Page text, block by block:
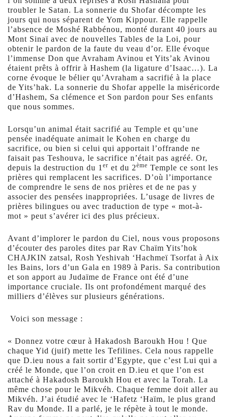
troubler le Satan. La sonnerie du Shofar décompte les
jours qui nous séparent de Yom Kippour. Elle rappelle
l’absence de Moshé Rabbénou, monté durant 40 jours au
Mont Sinaï avec de nouvelles Tables de la Loi, pour
obtenir le pardon de la faute du veau d’or. Elle évoque
l’immense Don que Avraham Avinou et Yits’ak Avinou
étaient prêts à offrir à Hashem (la ligature d’Isaac…). La
corne évoque le bélier qu’Avraham a sacrifié à la place
de Yits’hak. La sonnerie du Shofar appelle la miséricorde
d’Hashem, Sa clémence et Son pardon pour Ses enfants
que nous sommes.
Lorsqu’un animal était sacrifié au Temple et qu’une
pensée inadéquate animait le Kohen en charge du
sacrifice, ou bien si celui qui apportait l’offrande ne
faisait pas Teshouva, le sacrifice n’était pas agréé. Or,
depuis la destruction du 1 er et du 2ème Temple ce sont les
prières qui remplacent les sacrifices. D’où l’importance
de comprendre le sens de nos prières et de ne pas y
associer des pensées inappropriées. L’usage de livres de
prières bilingues ou avec traduction de type « mot-à-
mot » peut s’avérer ici des plus précieux.
Avant d’implorer le pardon du Ciel, nous vous proposons
d’écouter des paroles dites par Rav Chaïm Yits’hok
CHAJKIN zatsal, Rosh Yeshivah ‘Hachmeï Tsorfat à Aix
les Bains, lors d’un Gala en 1989 à Paris. Sa contribution
et son apport au Judaïme de France ont été d’une
importance cruciale. Ils ont profondément marqué des
milliers d’élèves sur plusieurs générations.
Voici son message :
« Donnez votre cœur à Hakadosh Baroukh Hou ! Que
chaque Yid (juif) mette les Tefilines. Cela nous rappelle
que D.ieu nous a fait sortir d’Egypte, que c’est Lui qui a
créé le Monde, que l’on croit en D.ieu et que l’on est
attaché à Hakadosh Baroukh Hou et avec la Torah. La
même chose pour le Mikvéh. Chaque femme doit aller au
Mikvéh. J’ai étudié avec le ‘Hafetz ‘Haïm, le plus grand
Rav du Monde. Il a parlé, je le répète à tout le monde.